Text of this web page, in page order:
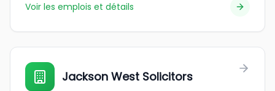
Voir les emplois et détails
Jackson West Solicitors